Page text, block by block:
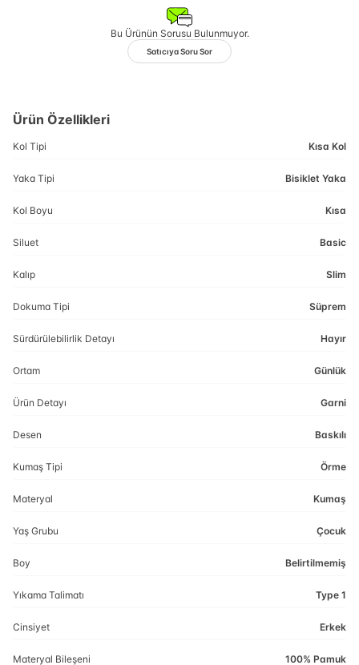
Bu Ürünün Sorusu Bulunmuyor.
Satıcıya Soru Sor
Ürün Özellikleri
Kol Tipi Kısa Kol
Yaka Tipi Bisiklet Yaka
Kol Boyu Kısa
Siluet Basic
Kalıp Slim
Dokuma Tipi Süprem
Sürdürülebilirlik Detayı Hayır
Ortam Günlük
Ürün Detayı Garni
Desen Baskılı
Kumaş Tipi Örme
Materyal Kumaş
Yaş Grubu Çocuk
Boy Belirtilmemiş
Yıkama Talimatı Type 1
Cinsiyet Erkek
Materyal Bileşeni 100% Pamuk